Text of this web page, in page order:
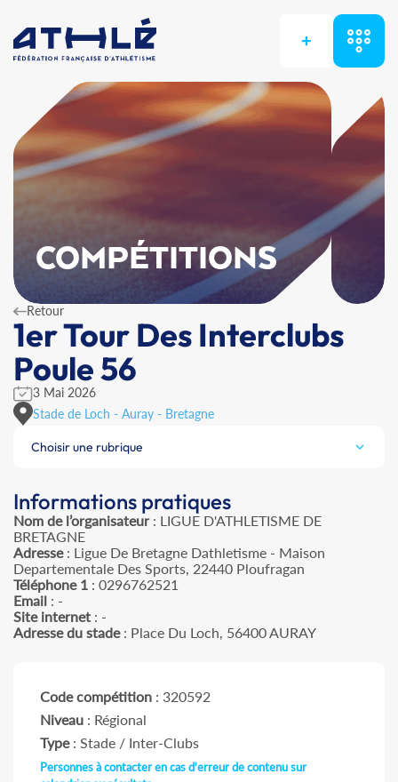
+
COMPÉTITIONS
Retour
1er Tour Des Interclubs
Poule 56
3 Mai 2026
Stade de Loch - Auray - Bretagne
Choisir une rubrique
Informations pratiques
Nom de l’organisateur: LIGUE D'ATHLETISME DE
BRETAGNE
Adresse: Ligue De Bretagne Dathletisme - Maison
Departementale Des Sports, 22440 Ploufragan
Téléphone 1 : 0296762521
Email : -
Site internet : -
Adresse du stade: Place Du Loch, 56400 AURAY
Code compétition : 320592
Niveau : Régional
Type: Stade / Inter-Clubs
Personnes à contacter en cas d'erreur de contenu sur